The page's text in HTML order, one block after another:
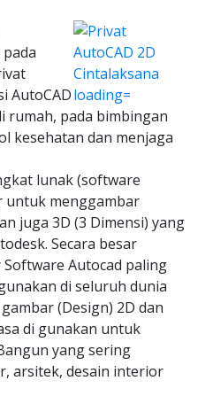
AutoCAD
rumah, pada bimbingan
kesehatan dan menjaga
lunak (software
untuk menggambar
juga 3D (3 Dimensi) yang
Secara besar
Autocad paling
di seluruh dunia
(Design) 2D dan
di gunakan untuk
yang sering
arsitek, desain interior